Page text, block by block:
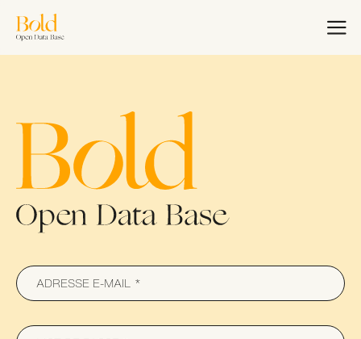
contenu
principal
Accueil
Bold Woman Award
Nous rejoindre
Masterclass Bold
Charte de
Collaboration
ADRESSE E-MAIL